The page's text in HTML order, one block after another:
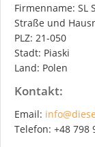
Firmenname: SL
Straße und
PLZ: 21-050
Stadt: Piaski
Land: Polen
Kontakt:
Email:
Telefon: +48 798